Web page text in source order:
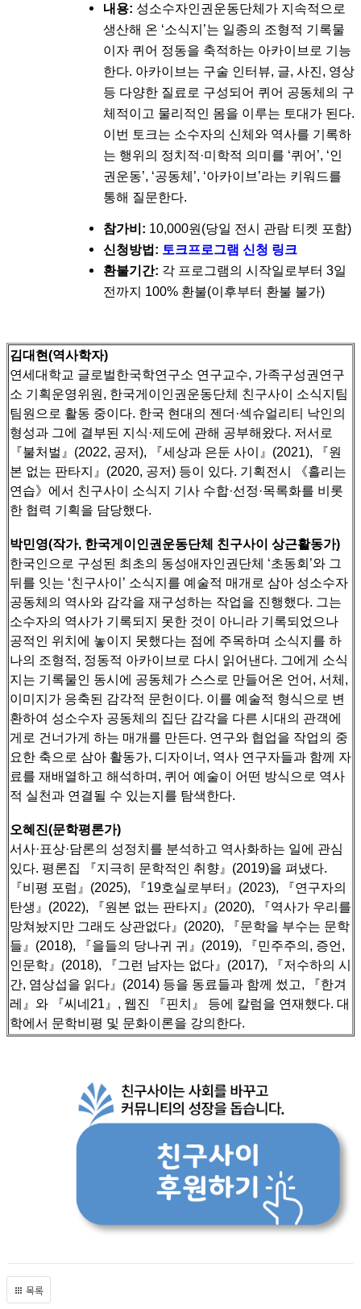
내용: 성소수자인권운동단체가 지속적으로
생산해 온 ‘소식지’는 일종의 조형적 기록물
이자 퀴어 정동을 축적하는 아카이브로 기능
한다. 아카이브는 구술 인터뷰, 글, 사진, 영상
등 다양한 질료로 구성되어 퀴어 공동체의 구
체적이고 물리적인 몸을 이루는 토대가 된다.
이번 토크는 소수자의 신체와 역사를 기록하
는 행위의 정치적·미학적 의미를 ‘퀴어’, ‘인
권운동’, ‘공동체’, ‘아카이브’라는 키워드를
통해 질문한다.
참가비: 10,000원(당일 전시 관람 티켓 포함)
신청방법: 토크프로그램 신청 링크
환불기간: 각 프로그램의 시작일로부터 3일
전까지 100% 환불(이후부터 환불 불가)
김대현(역사학자)
연세대학교 글로벌한국학연구소 연구교수, 가족구성권연구
소 기획운영위원, 한국게이인권운동단체 친구사이 소식지팀
팀원으로 활동 중이다. 한국 현대의 젠더·섹슈얼리티 낙인의
형성과 그에 결부된 지식·제도에 관해 공부해왔다. 저서로
『불처벌』(2022, 공저), 『세상과 은둔 사이』(2021), 『원
본 없는 판타지』(2020, 공저) 등이 있다. 기획전시 《흘리는
연습》에서 친구사이 소식지 기사 수합·선정·목록화를 비롯
한 협력 기획을 담당했다.
박민영(작가, 한국게이인권운동단체 친구사이 상근활동가)
한국인으로 구성된 최초의 동성애자인권단체 ‘초동회’와 그
뒤를 잇는 ‘친구사이’ 소식지를 예술적 매개로 삼아 성소수자
공동체의 역사와 감각을 재구성하는 작업을 진행했다. 그는
소수자의 역사가 기록되지 못한 것이 아니라 기록되었으나
공적인 위치에 놓이지 못했다는 점에 주목하며 소식지를 하
나의 조형적, 정동적 아카이브로 다시 읽어낸다. 그에게 소식
지는 기록물인 동시에 공동체가 스스로 만들어온 언어, 서체,
이미지가 응축된 감각적 문헌이다. 이를 예술적 형식으로 변
환하여 성소수자 공동체의 집단 감각을 다른 시대의 관객에
게로 건너가게 하는 매개를 만든다. 연구와 협업을 작업의 중
요한 축으로 삼아 활동가, 디자이너, 역사 연구자들과 함께 자
료를 재배열하고 해석하며, 퀴어 예술이 어떤 방식으로 역사
적 실천과 연결될 수 있는지를 탐색한다.
오혜진(문학평론가)
서사·표상·담론의 성정치를 분석하고 역사화하는 일에 관심
있다. 평론집 『지극히 문학적인 취향』(2019)을 펴냈다.
『비평 포럼』(2025), 『19호실로부터』(2023), 『연구자의
탄생』(2022), 『원본 없는 판타지』(2020), 『역사가 우리를
망쳐놨지만 그래도 상관없다』(2020),
『문학을 부수는 문학
들』(2018), 『을들의 당나귀 귀』(2019), 『민주주의, 증언,
인문학』(2018), 『그런 남자는 없다』(2017), 『저수하의 시
간, 염상섭을 읽다』(2014) 등을 동료들과 함께 썼고,
『한겨
레』와 『씨네21』, 웹진 『핀치』 등에 칼럼을 연재했다. 대
학에서 문학비평 및 문화이론을 강의한다.
목록